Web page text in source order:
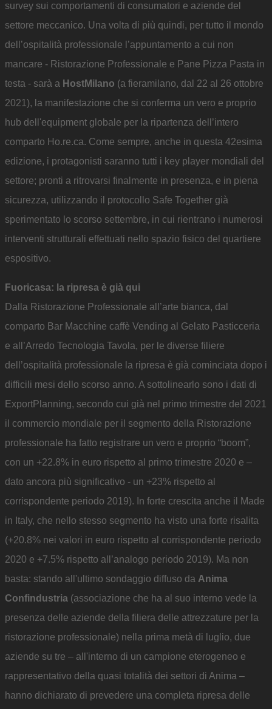
survey sui comportamenti di consumatori e aziende del
settore meccanico. Una volta di più quindi, per tutto il mondo
dell’ospitalità professionale l’appuntamento a cui non
mancare - Ristorazione Professionale e Pane Pizza Pasta in
testa - sarà a HostMilano (a fieramilano, dal 22 al 26 ottobre
2021), la manifestazione che si conferma un vero e proprio
hub dell'equipment globale per la ripartenza dell’intero
comparto Ho.re.ca. Come sempre, anche in questa 42esima
edizione, i protagonisti saranno tutti i key player mondiali del
settore; pronti a ritrovarsi finalmente in presenza, e in piena
sicurezza, utilizzando il protocollo Safe Together già
sperimentato lo scorso settembre, in cui rientrano i numerosi
interventi strutturali effettuati nello spazio fisico del quartiere
espositivo.
Fuoricasa: la ripresa è già qui
Dalla Ristorazione Professionale all’arte bianca, dal
comparto Bar Macchine caffè Vending al Gelato Pasticceria
e all’Arredo Tecnologia Tavola, per le diverse filiere
dell’ospitalità professionale la ripresa è già cominciata dopo i
difficili mesi dello scorso anno. A sottolinearlo sono i dati di
ExportPlanning, secondo cui già nel primo trimestre del 2021
il commercio mondiale per il segmento della Ristorazione
professionale ha fatto registrare un vero e proprio “boom”,
con un +22.8% in euro rispetto al primo trimestre 2020 e –
dato ancora più significativo - un +23% rispetto al
corrispondente periodo 2019). In forte crescita anche il Made
in Italy, che nello stesso segmento ha visto una forte risalita
(+20.8% nei valori in euro rispetto al corrispondente periodo
2020 e +7.5% rispetto all’analogo periodo 2019). Ma non
basta: stando all'ultimo sondaggio diffuso da Anima
Confindustria (associazione che ha al suo interno vede la
presenza delle aziende della filiera delle attrezzature per la
ristorazione professionale) nella prima metà di luglio, due
aziende su tre – all'interno di un campione eterogeneo e
rappresentativo della quasi totalità dei settori di Anima –
hanno dichiarato di prevedere una completa ripresa delle